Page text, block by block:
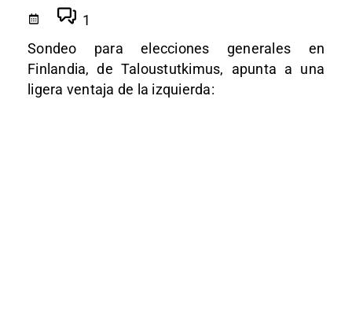
1
Sondeo para elecciones generales en
Finlandia, de Taloustutkimus, apunta a una
ligera ventaja de la izquierda: